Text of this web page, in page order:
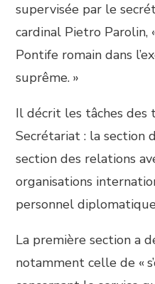
supervisée par le
cardinal Pietro
Pontife romain dans
suprême. »
Il décrit les tâches des
Secrétariat : la section
section des relations
organisations
personnel
La première section a
notamment celle de «